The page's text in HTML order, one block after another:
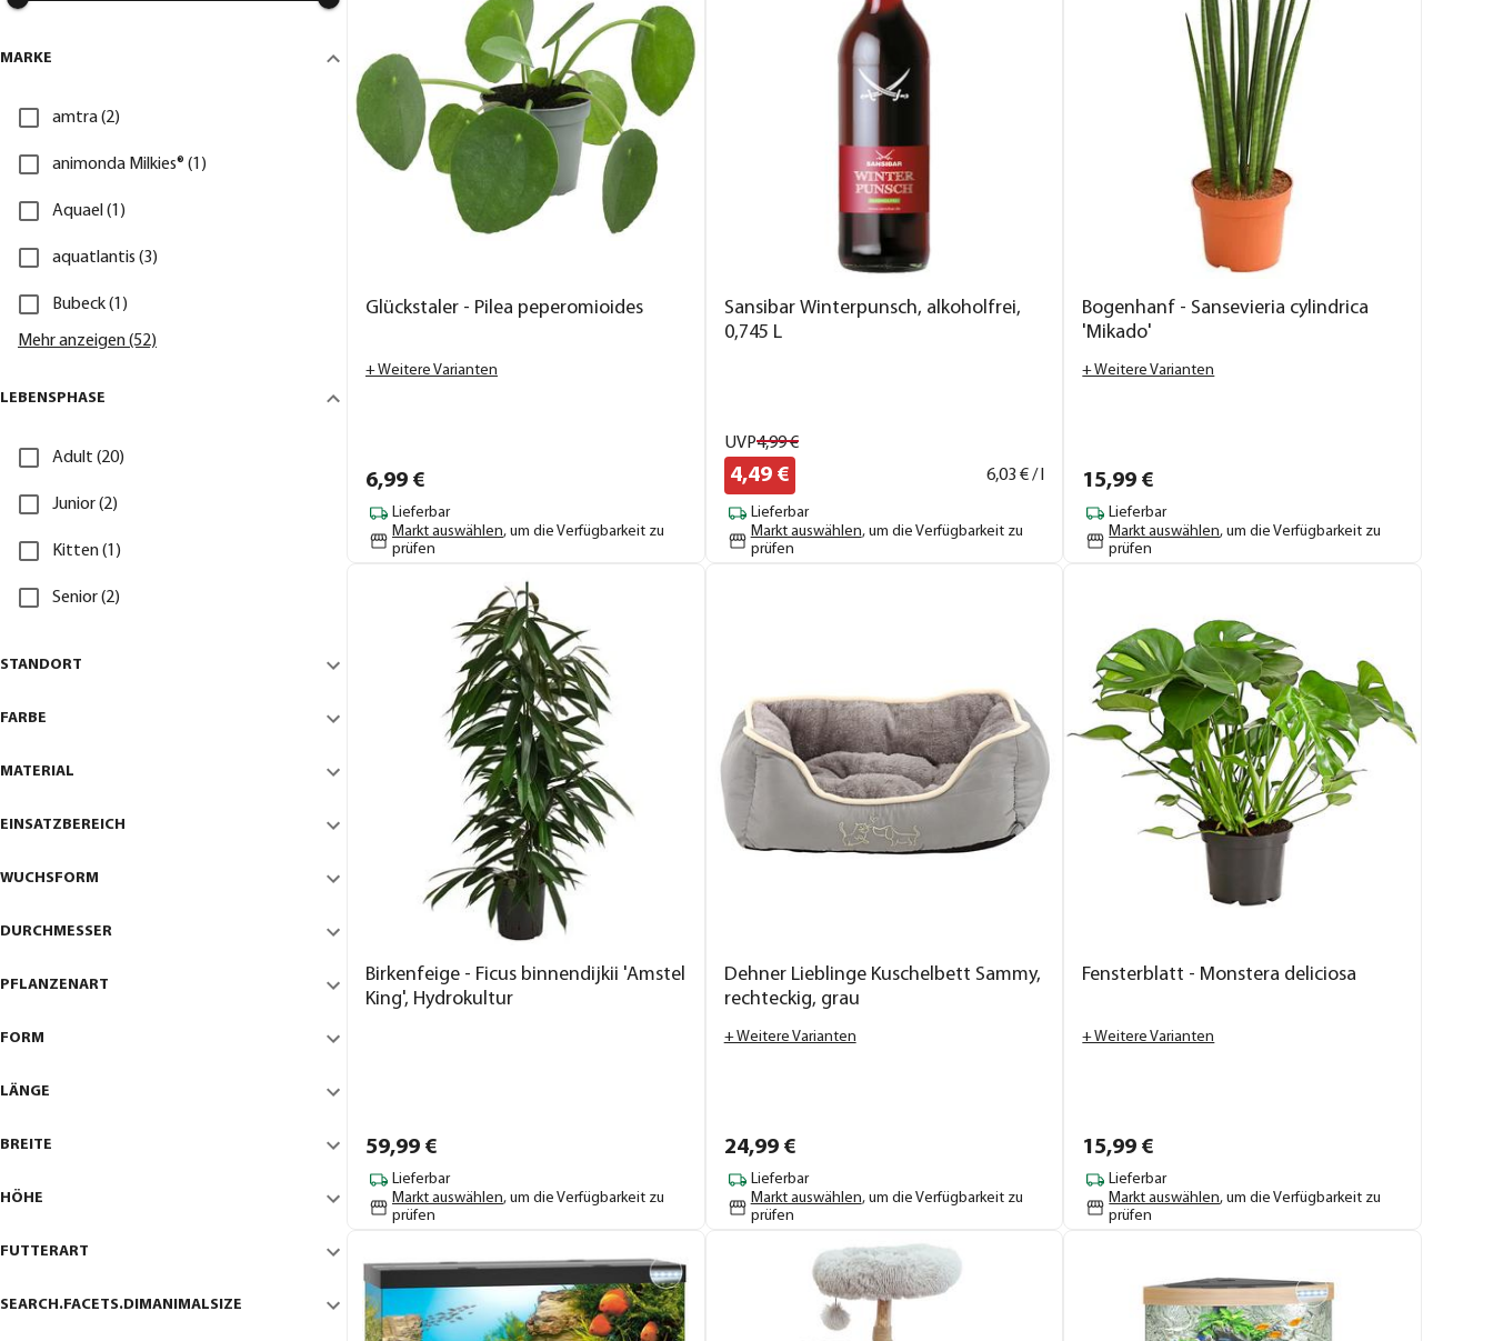
MARKE
amtra (2)
animonda Milkies® (1)
Aquael (1)
aquatlantis (3)
Bubeck (1)
Mehr anzeigen (52)
LEBENSPHASE
Adult (20)
Junior (2)
Kitten (1)
Senior (2)
STANDORT
FARBE
MATERIAL
EINSATZBEREICH
WUCHSFORM
DURCHMESSER
PFLANZENART
FORM
LÄNGE
BREITE
HÖHE
FUTTERART
SEARCH.FACETS.DIMANIMALSIZE
Glückstaler - Pilea peperomioides
+ Weitere Varianten
6,99 €
Lieferbar
Markt auswählen, um die Verfügbarkeit zu
prüfen
Sansibar Winterpunsch, alkoholfrei,
0,745 L
UVP4,99€
4,49€ 6,03 € / l
Lieferbar
Markt auswählen, um die Verfügbarkeit zu
prüfen
Bogenhanf - Sansevieria cylindrica
'Mikado'
+ Weitere Varianten
15,99 €
Lieferbar
Markt auswählen, um die Verfügbarkeit zu
prüfen
Birkenfeige - Ficus binnendijkii 'Amstel
King', Hydrokultur
59,99 €
Lieferbar
Markt auswählen, um die Verfügbarkeit zu
prüfen
Dehner Lieblinge Kuschelbett Sammy,
rechteckig, grau
+ Weitere Varianten
24,99€
Lieferbar
Markt auswählen, um die Verfügbarkeit zu
prüfen
Fensterblatt - Monstera deliciosa
+ Weitere Varianten
15,99 €
Lieferbar
Markt auswählen, um die Verfügbarkeit zu
prüfen